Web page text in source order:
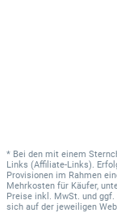
* Bei den mit einem
Links (Affiliate-Links).
Provisionen im Rahmen
Mehrkosten für Käufer,
Preise inkl. MwSt. und
sich auf der jeweiligen